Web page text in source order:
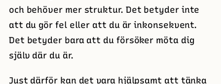
och behöver mer struktur. Det betyder inte
att du gör fel eller att du är inkonsekvent.
Det betyder bara att du försöker möta dig
själv där du är.
Just därför kan det vara hjälpsamt att tänka